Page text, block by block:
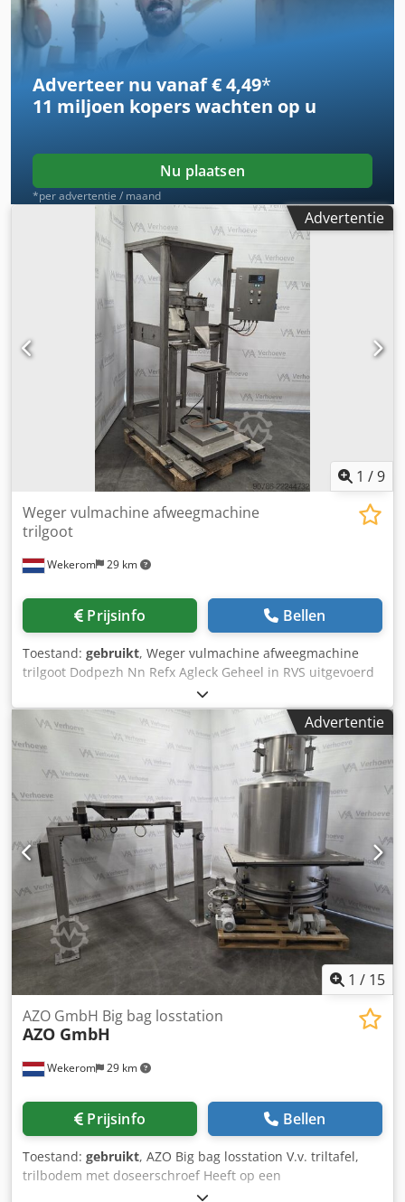
Adverteer nu vanaf € 4,49*
11 miljoen koperswachten op u
Nu plaatsen
*per advertentie / maand
Advertentie
1 /9
Wekerom 29 km
Weger vulmachine afweegmachine
trilgoot
Prijsinfo Bellen
Toestand: gebruikt, Weger vulmachine afweegmachine
trilgoot Dodpezh Nn Refx Agleck Geheel in RVS uitgevoerd
V.v. kleine weegschaal tot 6kilo Evt. uit te bereiden naar
gewichten tot +/- 50kg.(werking loadcellen onbekend)
Compleet met weegbesturing Zie onze andere advertenties
Advertentie
1 / 15
Wekerom 29 km
AZO GmbH Big bag losstation
AZO GmbH
Prijsinfo Bellen
Toestand: gebruikt, AZO Big bag losstation V.v. triltafel,
trilbodem met doseerschroef Heeft op een
verdiepingsvloer gestaan. Dodpfx Aezh Ndleglsck Inhoud